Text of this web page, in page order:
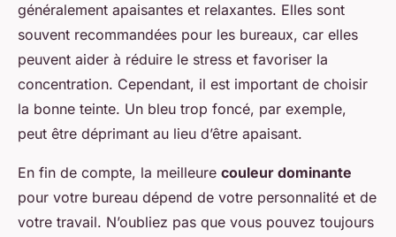
généralement apaisantes et relaxantes. Elles sont
souvent recommandées pour les bureaux, car elles
peuvent aider à réduire le stress et favoriser la
concentration. Cependant, il est important de choisir
la bonne teinte. Un bleu trop foncé, par exemple,
peut être déprimant au lieu d’être apaisant.
En fin de compte, la meilleure couleur dominante
pour votre bureau dépend de votre personnalité et de
votre travail. N’oubliez pas que vous pouvez toujours